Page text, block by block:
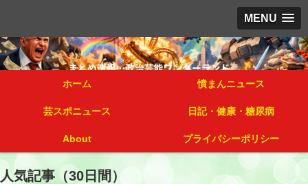
MENU
ホーム 憤まんニュース
芸スポニュース 日記・健康・糖尿病
About プライバシーポリシー
人気記事（30日間）